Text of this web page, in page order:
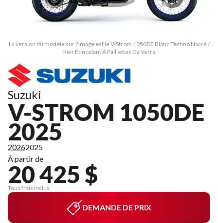
La version du modèle sur l'image est le V-Strom 1050DE Blanc Techno Nacré /
Noir Étincelant À Paillettes De Verre
Suzuki
V-STROM 1050DE
2025
20262025
À partir de
20 425 $
Tous frais inclus
DEMANDE DE PRIX